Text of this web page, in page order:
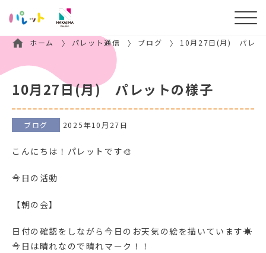
ホーム パレット通信 ブログ 10月27日(月) パレッ
10月27日(月) パレットの様子
ブログ 2025年10月27日
こんにちは！パレットです🎨
今日の活動
【朝の会】
日付の確認をしながら今日のお天気の絵を描いています☀
今日は晴れなので晴れマーク！！